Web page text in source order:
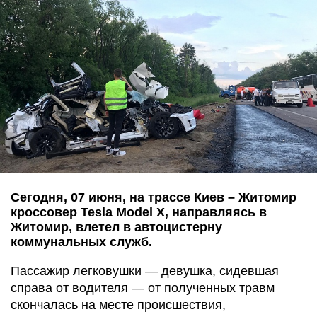
Сегодня, 07 июня, на трассе Киев – Житомир
кроссовер Tesla Model X, направляясь в
Житомир, влетел в автоцистерну
коммунальных служб.
Пассажир легковушки — девушка, сидевшая
справа от водителя — от полученных травм
скончалась на месте происшествия,